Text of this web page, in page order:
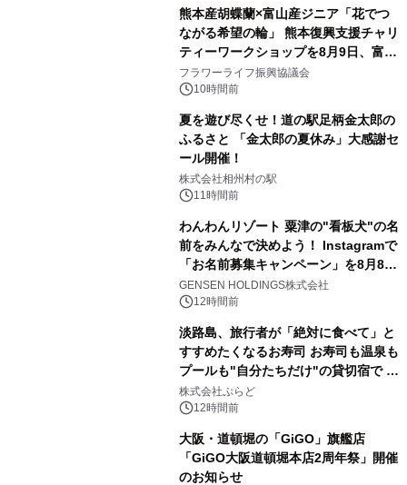
熊本産胡蝶蘭×富山産ジニア「花でつ
ながる希望の輪」 熊本復興支援チャリ
ティーワークショップを8月9日、富
山・射水で開催
フラワーライフ振興協議会
10時間前
夏を遊び尽くせ！道の駅足柄金太郎の
ふるさと 「金太郎の夏休み」大感謝セ
ール開催！
株式会社相州村の駅
11時間前
わんわんリゾート 粟津の"看板犬"の名
前をみんなで決めよう！ Instagramで
「お名前募集キャンペーン」を8月8日
(土)より開催
GENSEN HOLDINGS株式会社
12時間前
淡路島、旅行者が「絶対に食べて」と
すすめたくなるお寿司 お寿司も温泉も
プールも"自分たちだけ"の貸切宿で 1
日1組限定「岩屋温泉 絵島別庭 海と
森」の握り寿司プラン
株式会社ぷらど
12時間前
大阪・道頓堀の「GiGO」旗艦店
「GiGO大阪道頓堀本店2周年祭」開催
のお知らせ